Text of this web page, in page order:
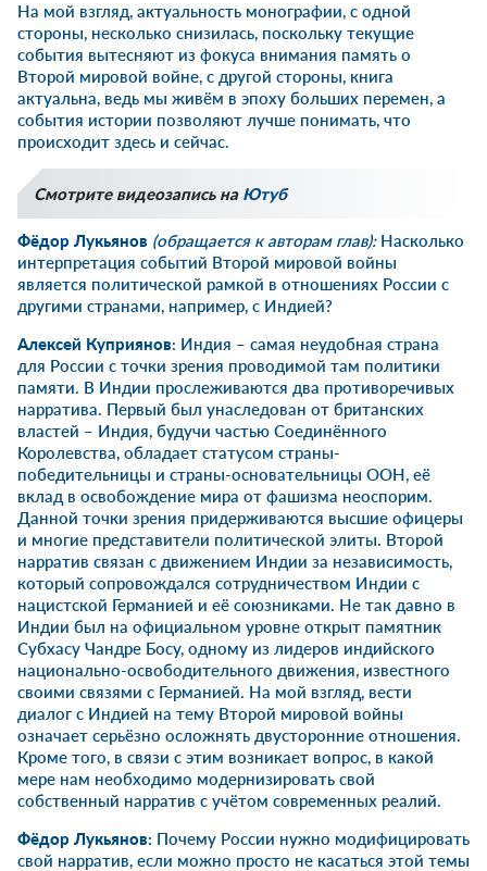
На мой взгляд, актуальность монографии, с одной
стороны, несколько снизилась, поскольку текущие
события вытесняют из фокуса внимания память о
Второй мировой войне, с другой стороны, книга
актуальна, ведь мы живём в эпоху больших перемен, а
события истории позволяют лучше понимать, что
происходит здесь и сейчас.
Смотрите видеозапись на Ютуб
Фёдор Лукьянов (обращается к авторам глав):Насколько
интерпретация событий Второй мировой войны
является политической рамкой в отношениях России с
другими странами, например, с Индией?
Алексей Куприянов: Индия – самая неудобная страна
для России с точки зрения проводимой там политики
памяти. В Индии прослеживаются два противоречивых
нарратива. Первый был унаследован от британских
властей – Индия, будучи частью Соединённого
Королевства, обладает статусом страны-
победительницы и страны-основательницы ООН, её
вклад в освобождение мира от фашизма неоспорим.
Данной точки зрения придерживаются высшие офицеры
и многие представители политической элиты. Второй
нарратив связан с движением Индии за независимость,
который сопровождался сотрудничеством Индии с
нацистской Германией и её союзниками. Не так давно в
Индии был на официальном уровне открыт памятник
Субхасу Чандре Босу, одному из лидеров индийского
национально-освободительного движения, известного
своими связями с Германией. На мой взгляд, вести
диалог с Индией на тему Второй мировой войны
означает серьёзно осложнять двусторонние отношения.
Кроме того, в связи с этим возникает вопрос, в какой
мере нам необходимо модернизировать свой
собственный нарратив с учётом современных реалий.
Фёдор Лукьянов: Почему России нужно модифицировать
свой нарратив, если можно просто не касаться этой темы